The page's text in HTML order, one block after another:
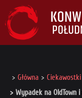
Główna
Ciekawostki
Wypadek na OldTown